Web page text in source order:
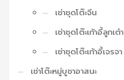
เช่าชุดโต๊ะจีน
เช่าชุดโต๊ะเก้าอี้ลูกเต๋า
เช่าชุดโต๊ะเก้าอี้เจรจา
เช่าโต๊ะหมู่บูชาอาสนะ